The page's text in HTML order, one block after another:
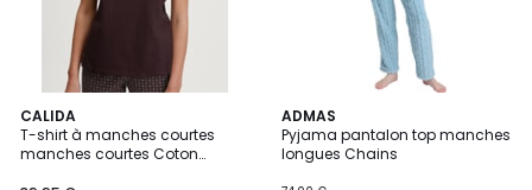
CALIDA
T-shirt à manches courtes
manches courtes Coton
2
Couleurs
ADMAS
Pyjama pantalon top manches
longues Chains
2
Couleurs